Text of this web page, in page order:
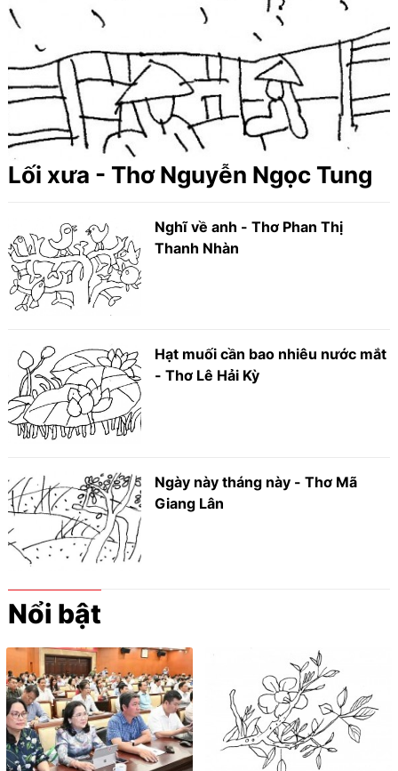
Lối xưa - Thơ Nguyễn Ngọc Tung
Nghĩ về anh - Thơ Phan Thị
Thanh Nhàn
Hạt muối cần bao nhiêu nước mắt
- Thơ Lê Hải Kỳ
Ngày này tháng này - Thơ Mã
Giang Lân
Nổi bật